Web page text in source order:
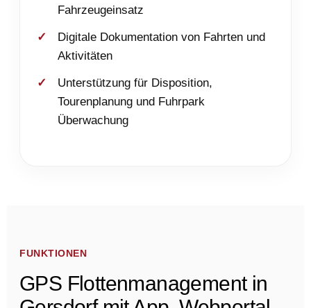
Fahrzeugeinsatz
Digitale Dokumentation von Fahrten und
Aktivitäten
Unterstützung für Disposition,
Tourenplanung und Fuhrpark
Überwachung
FUNKTIONEN
GPS Flottenmanagement in